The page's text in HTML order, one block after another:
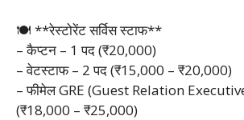
🍽️ **रेस्टोरेंट सर्विस स्टाफ**
– कैप्टन – 1 पद (₹20,000)
– वेटस्टाफ – 2 पद (₹15,000 – ₹20,000)
– फीमेल GRE (Guest Relation
(₹18,000 – ₹25,000)